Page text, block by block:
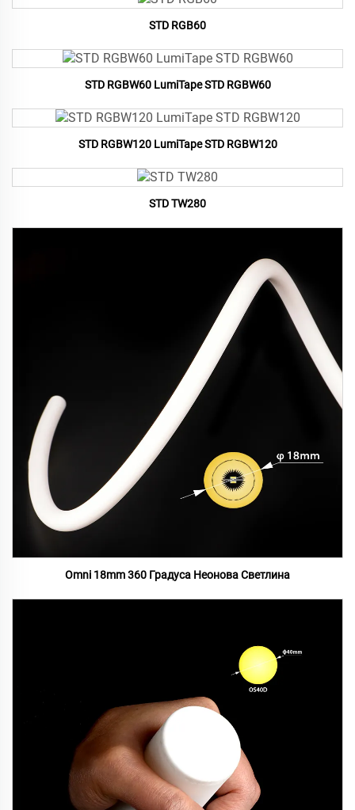
STD RGB60
STD RGBW60 LumiTape STD RGBW60
STD RGBW120 LumiTape STD RGBW120
STD TW280
Omni 18mm 360 Градуса Неонова Светлина